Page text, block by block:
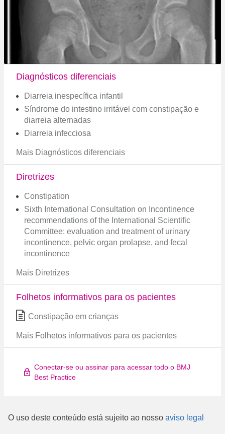
Diagnósticos diferenciais
Diarreia inespecífica infantil
Síndrome do intestino irritável com constipação e
diarreia alternadas
Diarreia infecciosa
Mais Diagnósticos diferenciais
Diretrizes
Constipation
Sixth International Consultation on Incontinence
recommendations of the International Scientific
Committee: evaluation and treatment of urinary
incontinence, pelvic organ prolapse, and fecal
incontinence
Mais Diretrizes
Folhetos informativos para os pacientes
Constipação em crianças
Mais Folhetos informativos para os pacientes
Conectar-se ou assinar para acessar todo o BMJ
Best Practice
O uso deste conteúdo está sujeito ao nosso aviso legal